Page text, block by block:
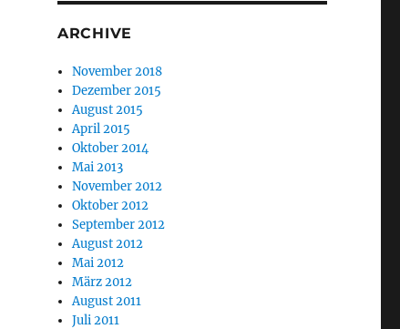
ARCHIVE
November 2018
Dezember 2015
August 2015
April 2015
Oktober 2014
Mai 2013
November 2012
Oktober 2012
September 2012
August 2012
Mai 2012
März 2012
August 2011
Juli 2011